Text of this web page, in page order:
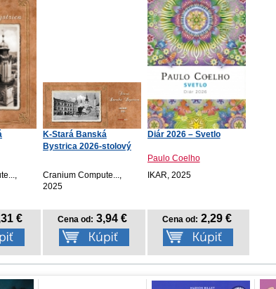
€
K-Stará Banská
Bystrica 2026-stolový
Cranium Compute...,
2025
Cena od: 3,94 €
Diár 2026 – Svetlo
Paulo Coelho
IKAR, 2025
Cena od: 2,29 €